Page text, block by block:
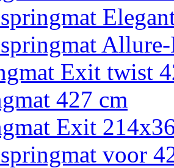
Exit twist
427 cm
Exit
voor